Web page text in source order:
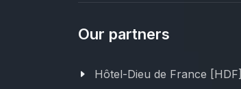
Our partners
Hôtel-Dieu de France [HDF]